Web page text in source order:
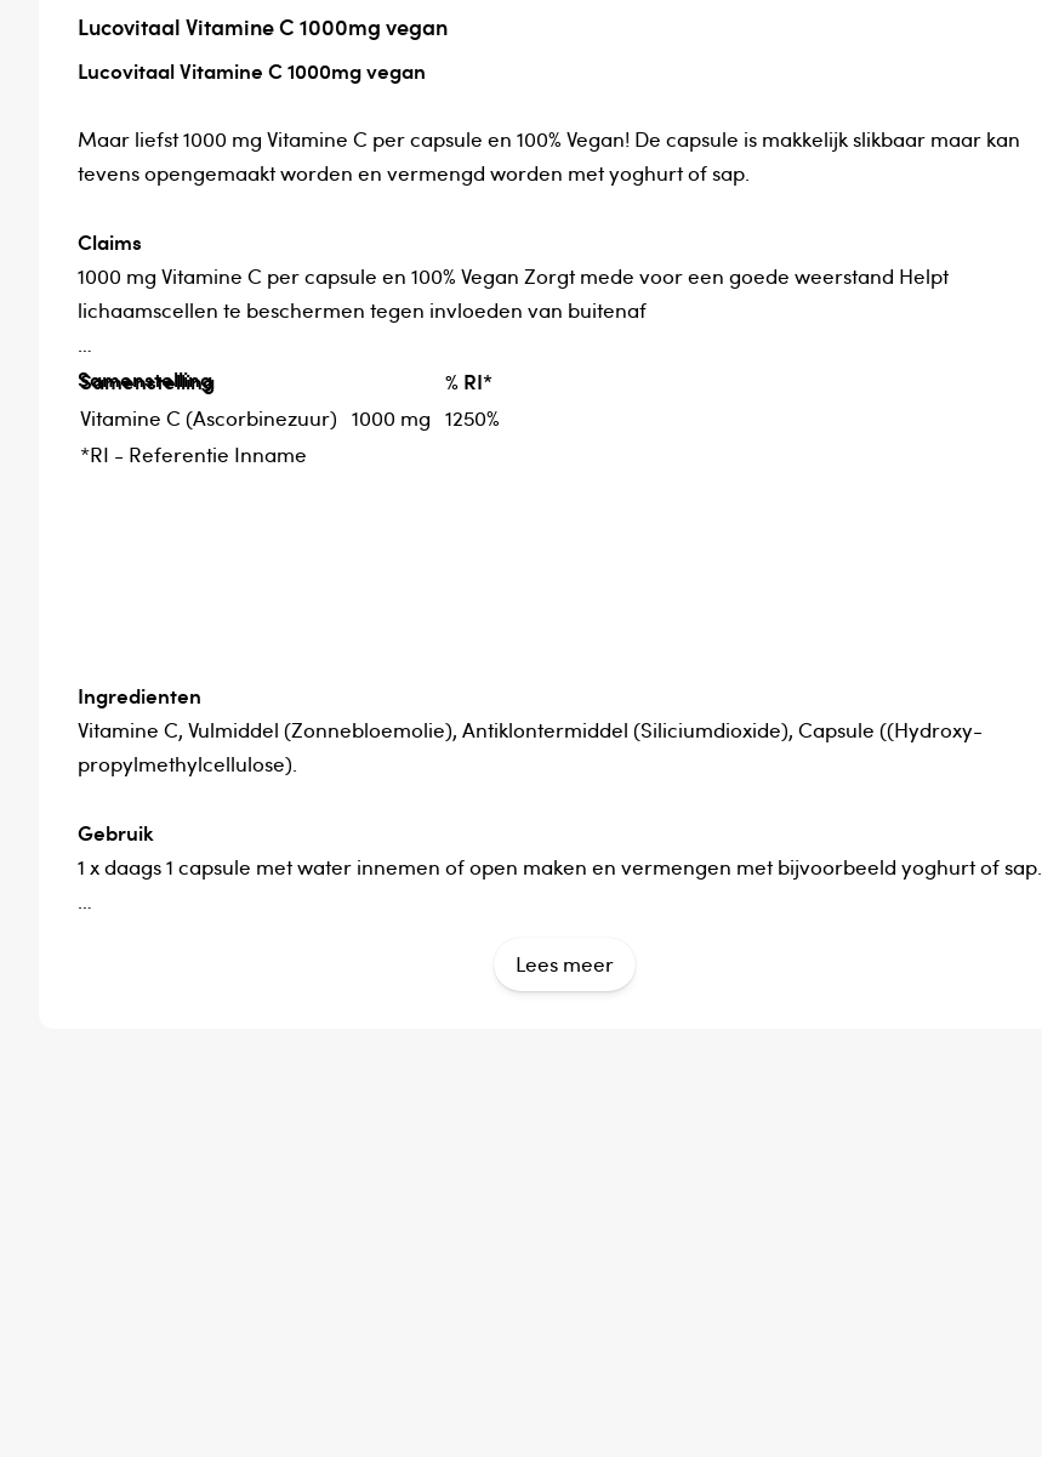
Lucovitaal Vitamine C 1000mg vegan
Lucovitaal Vitamine C 1000mg vegan
Maar liefst 1000 mg Vitamine C per capsule en 100% Vegan! De capsule is makkelijk slikbaar maar kan
tevens opengemaakt worden en vermengd worden met yoghurt of sap.
Claims
1000 mg Vitamine C per capsule en 100% Vegan Zorgt mede voor een goede weerstand Helpt
lichaamscellen te beschermen tegen invloeden van buitenaf
Samenstelling
Samenstelling % RI*
Vitamine C (Ascorbinezuur) 1000 mg 1250%
*RI - Referentie Inname
Ingredienten
Vitamine C, Vulmiddel (Zonnebloemolie), Antiklontermiddel (Siliciumdioxide), Capsule ((Hydroxy-
propylmethylcellulose).
Gebruik
1 x daags 1 capsule met water innemen of open maken en vermengen met bijvoorbeeld yoghurt of sap.
Lees meer